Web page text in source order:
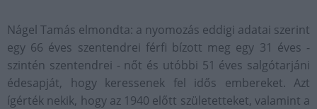
Nágel Tamás elmondta: a nyomozás eddigi adatai szerint
egy 66 éves szentendrei férfi bízott meg egy 31 éves -
szintén szentendrei - nőt és utóbbi 51 éves salgótarjáni
édesapját, hogy keressenek fel idős embereket. Azt
ígérték nekik, hogy az 1940 előtt születetteket, valamint a